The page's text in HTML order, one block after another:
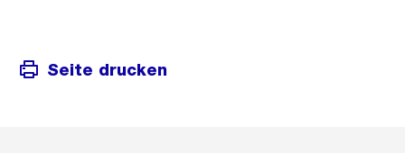
Seite drucken